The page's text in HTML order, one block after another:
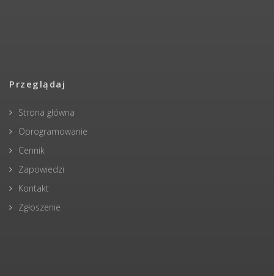
Przeglądaj
Strona główna
Oprogramowanie
Cennik
Zapowiedzi
Kontakt
Zgłoszenie